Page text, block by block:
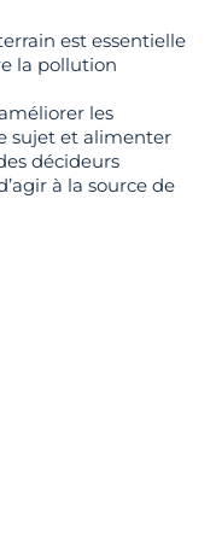
est essentielle
la pollution
les
sujet et alimenter
décideurs
à la source de